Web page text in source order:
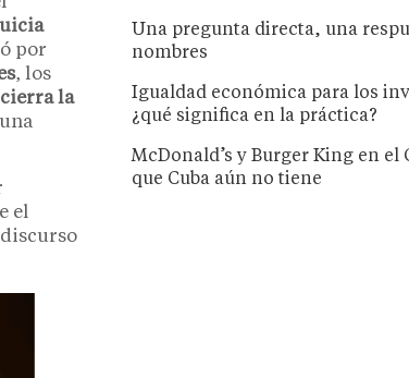
por
, los
la
el
Una pregunta directa, una
nombres
Igualdad económica para los
¿qué significa en la práctica?
McDonald’s y Burger King en el
que Cuba aún no tiene